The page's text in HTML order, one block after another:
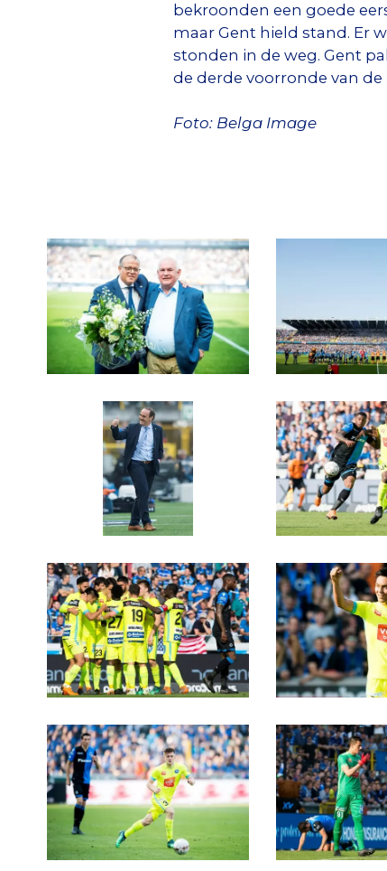
bekroonden een goede
maar Gent hield stand. Er
stonden in de weg. Gent
de derde voorronde van de
Foto: Belga Image